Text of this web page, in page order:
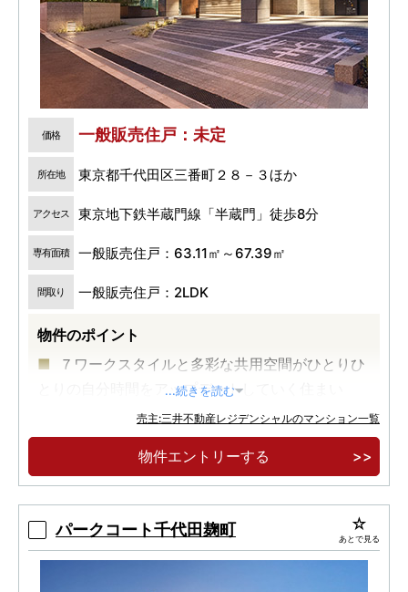
価格 一般販売住戸：未定
所在地 東京都千代田区三番町２８－３ほか
アクセス 東京地下鉄半蔵門線「半蔵門」徒歩8分
専有面積 一般販売住戸：63.11㎡～67.39㎡
間取り 一般販売住戸：2LDK
物件のポイント
７ワークスタイルと多彩な共用空間がひとりひ
とりの自分時間をアップデートしていく住まい
徒歩１０分圏内で３駅５路線が利用可能な交通
アクセス
車寄せ、ダブルエントランス、緑に包まれた恵
３邸登場
...続きを読む
売主:三井不動産レジデンシャルのマンション一覧
物件エントリーする
パークコート千代田麹町 あとで見る